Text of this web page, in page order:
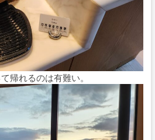
帰れるのは有難い。